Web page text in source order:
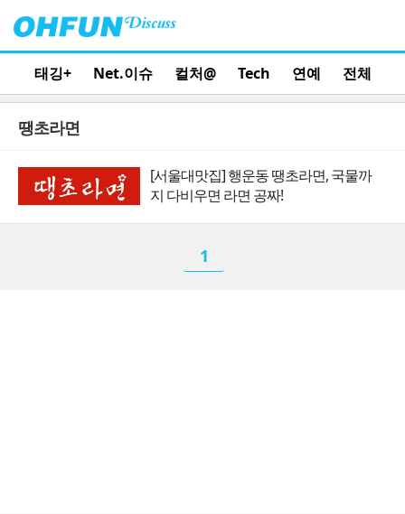
태깅+ Net.이슈 컬처@ Tech 연예 전체
땡초라면
[서울대맛집] 행운동 땡초라면, 국물까
지 다비우면 라면 공짜!
1